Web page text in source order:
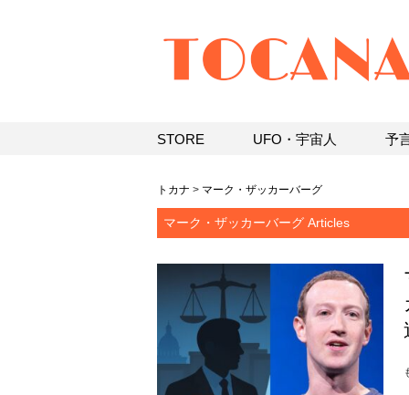
トカナ > マーク・ザッカーバーグ
マーク・ザッカーバーグ Articles
STORE UFO・宇宙人 予